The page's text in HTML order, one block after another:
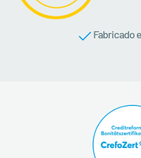
Fabricado